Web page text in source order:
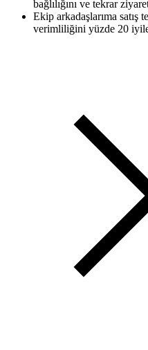
bağlılığını ve tekrar
Ekip arkadaşlarıma
verimliliğini yüzde 20